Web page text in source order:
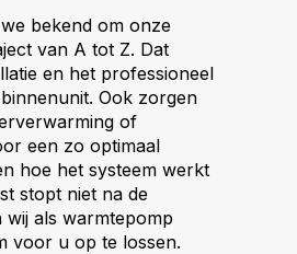
bekend om onze
van A tot Z. Dat
en het professioneel
Ook zorgen
of
een zo optimaal
hoe het systeem werkt
stopt niet na de
als warmtepomp
voor u op te lossen.